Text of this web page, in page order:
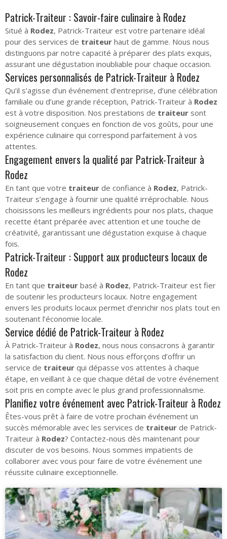
Patrick-Traiteur : Savoir-faire culinaire à Rodez
Situé à Rodez, Patrick-Traiteur est votre partenaire idéal
pour des services de traiteur haut de gamme. Nous nous
distinguons par notre capacité à préparer des plats exquis,
assurant une dégustation inoubliable pour chaque occasion.
Services personnalisés de Patrick-Traiteur à Rodez
Qu’il s’agisse d’un événement d’entreprise, d’une célébration
familiale ou d’une grande réception, Patrick-Traiteur à Rodez
est à votre disposition. Nos prestations de traiteur sont
soigneusement conçues en fonction de vos goûts, pour une
expérience culinaire qui correspond parfaitement à vos
attentes.
Engagement envers la qualité par Patrick-Traiteur à
Rodez
En tant que votre traiteur de confiance à Rodez, Patrick-
Traiteur s’engage à fournir une qualité irréprochable. Nous
choisissons les meilleurs ingrédients pour nos plats, chaque
recette étant préparée avec attention et une touche de
créativité, garantissant une dégustation exquise à chaque
fois.
Patrick-Traiteur : Support aux producteurs locaux de
Rodez
En tant que traiteur basé à Rodez, Patrick-Traiteur est fier
de soutenir les producteurs locaux. Notre engagement
envers les produits locaux permet d’enrichir nos plats tout en
soutenant l’économie locale.
Service dédié de Patrick-Traiteur à Rodez
À Patrick-Traiteur à Rodez, nous nous consacrons à garantir
la satisfaction du client. Nous nous efforçons d’offrir un
service de traiteur qui dépasse vos attentes à chaque
étape, en veillant à ce que chaque détail de votre événement
soit pris en compte avec le plus grand professionnalisme.
Planifiez votre événement avec Patrick-Traiteur à Rodez
Êtes-vous prêt à faire de votre prochain événement un
succès mémorable avec les services de traiteur de Patrick-
Traiteur à Rodez? Contactez-nous dès maintenant pour
discuter de vos besoins. Nous sommes impatients de
collaborer avec vous pour faire de votre événement une
réussite culinaire exceptionnelle.